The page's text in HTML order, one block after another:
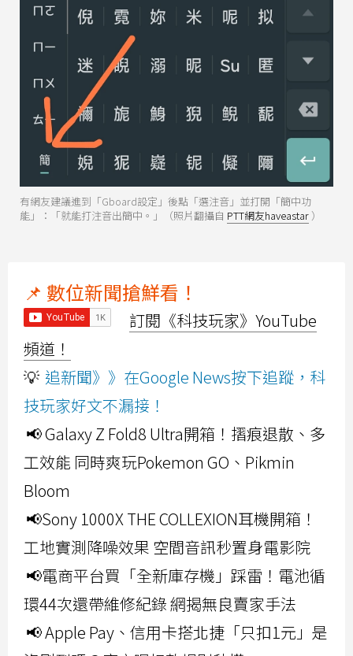
有網友建議進到「Gboard設定」後點「選注音」並打開「簡中功
能」：「就能打注音出簡中。」（照片翻攝自 PTT網友haveastar ）
📌 數位新聞搶鮮看！
訂閱《科技玩家》YouTube
頻道！
💡 追新聞》》在Google News按下追蹤，科
技玩家好文不漏接！
📢 Galaxy Z Fold8 Ultra開箱！摺痕退散、多
工效能 同時爽玩Pokemon GO、Pikmin
Bloom
📢Sony 1000X THE COLLEXION耳機開箱！
工地實測降噪效果 空間音訊秒置身電影院
📢電商平台買「全新庫存機」踩雷！電池循
環44次還帶維修紀錄 網揭無良賣家手法
📢 Apple Pay、信用卡搭北捷「只扣1元」是